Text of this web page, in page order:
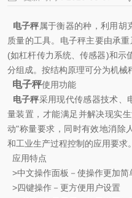
电子秤属于衡器的种，利用胡
质量的工具。电子秤主要由承
(如杠杆传力系统、传感器)和示
分组成。按结构原理可分为机械
电子秤使用功能
电子秤采用现代传感器技术、
量装置，才能满足并解决现实
动"称量要求，同时有效地消除
和工业生产过程控制的应用要求。
应用特点
>中文操作面板－使操作更加简
>四键操作－更方便用户设置